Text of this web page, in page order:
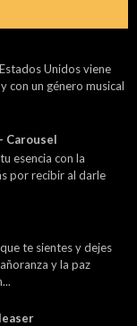
Unidos viene
con un género musical
Carousel
esencia con la
por recibir al darle
te sientes y dejes
y la paz